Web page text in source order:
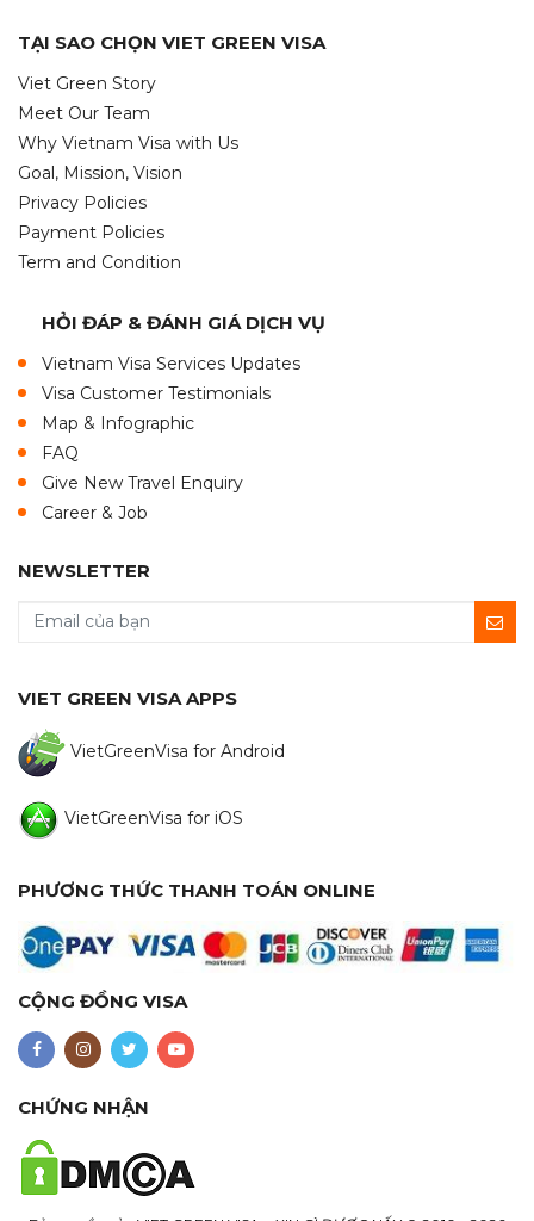
TẠI SAO CHỌN VIET GREEN VISA
Viet Green Story
Meet Our Team
Why Vietnam Visa with Us
Goal, Mission, Vision
Privacy Policies
Payment Policies
Term and Condition
HỎI ĐÁP & ĐÁNH GIÁ DỊCH VỤ
Vietnam Visa Services Updates
Visa Customer Testimonials
Map & Infographic
FAQ
Give New Travel Enquiry
Career & Job
NEWSLETTER
VIET GREEN VISA APPS
VietGreenVisa for Android
VietGreenVisa for iOS
PHƯƠNG THỨC THANH TOÁN ONLINE
CỘNG ĐỒNG VISA
CHỨNG NHẬN